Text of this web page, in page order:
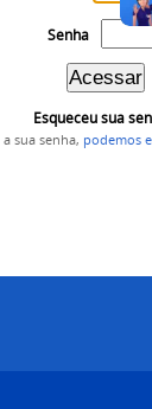
Senha
Esqueceu sua
sua senha, podemos